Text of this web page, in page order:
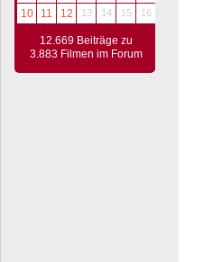
10
11 12 13 14 15 16
12.669 Beiträge zu
3.883 Filmen im Forum